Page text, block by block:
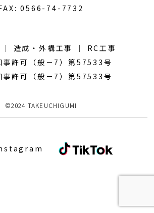
RECRUIT
CONTACT
お問い合わせ
0566-74-7732
造成・外構工事 ｜ RC工事
事許可（般－7）第57533号
事許可（般－7）第57533号
©2024 TAKEUCHIGUMI